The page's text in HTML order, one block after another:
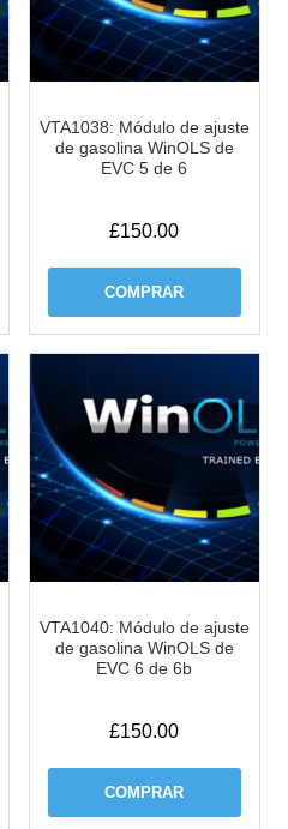
VTA1038: Módulo de ajuste
de gasolina WinOLS de
EVC 5 de 6
£150.00
COMPRAR
VTA1040: Módulo de ajuste
de gasolina WinOLS de
EVC 6 de 6b
£150.00
COMPRAR